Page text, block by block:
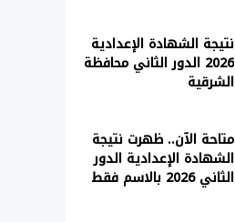
نتيجة الشهادة الإعدادية
2026 الدور الثاني محافظة
الشرقية
متاحة الآن.. ظهرت نتيجة
الشهادة الإعدادية الدور
الثاني 2026 بالاسم فقط